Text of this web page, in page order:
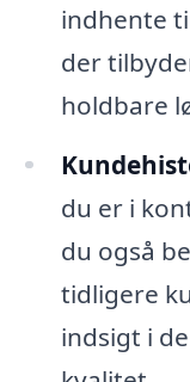
indhente
der
holdbare
du er i
du også
tidligere
indsigt i